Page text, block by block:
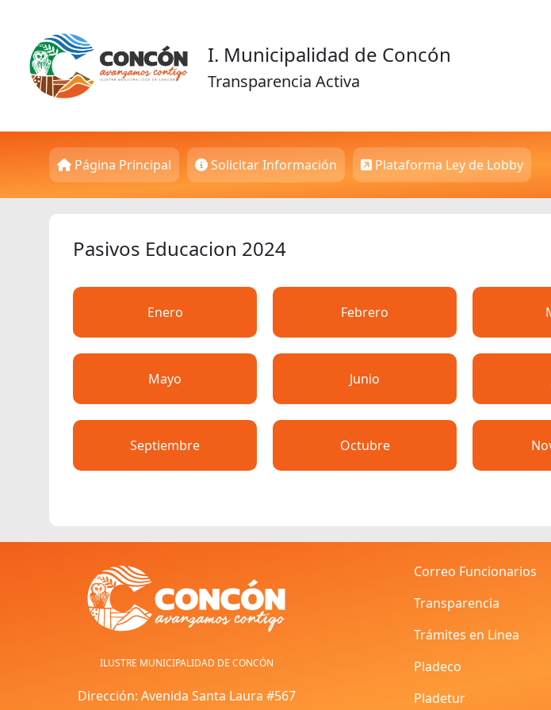
I. Municipalidad de Concón
Transparencia Activa
Página Principal Solicitar Información Plataforma Ley de Lobby
Pasivos Educacion 2024
Enero Febrero
Mayo Junio
Septiembre Octubre
ILUSTRE MUNICIPALIDAD DE CONCÓN
Dirección: Avenida Santa Laura #567
Correo Funcionarios
Transparencia
Trámites en Linea
Pladeco
Pladetur